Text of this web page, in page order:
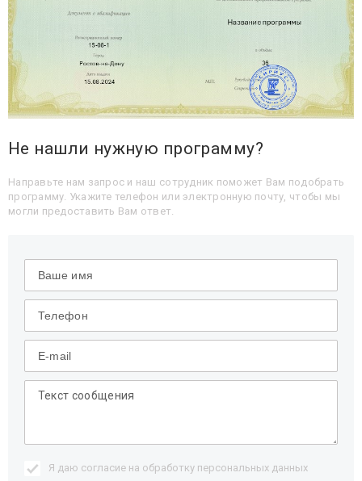
Не нашли нужную программу?
Направьте нам запрос и наш сотрудник поможет Вам подобрать
программу. Укажите телефон или электронную почту, чтобы мы
могли предоставить Вам ответ.
Я даю согласие на обработку персональных данных